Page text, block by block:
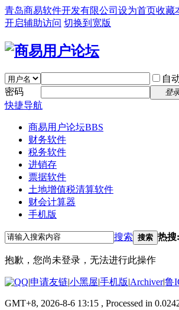
青岛商易软件开发有限公司 设为首页收藏
开启辅助访问 切换到宽版
自
密码
登
快捷导航
商易用户论坛BBS
财务软件
税务软件
进销存
票据软件
土地增值税清算软件
财会计算器
手机版
搜索 搜索 热搜:
抱歉，您尚未登录，无法进行此操作
|申请友链|小黑屋|手机版|Archiver|鲁
GMT+8, 2026-8-6 13:15 , Processed in